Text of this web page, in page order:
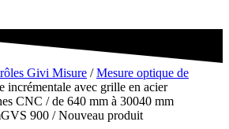
Givi Misure /Mesure optique de
incrémentale avec grille en acier
CNC / de 640 mm à 30040 mm
900 / Nouveau produit